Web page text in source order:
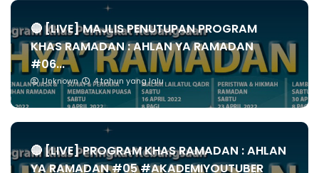
🔴 [LIVE] MAJLIS PENUTUPAN PROGRAM
KHAS RAMADAN : AHLAN YA RAMADAN
#06...
Unknown 4 tahun yang lalu
🔴 [LIVE] PROGRAM KHAS RAMADAN : AHLAN
YA RAMADAN #05 #AKADEMIYOUTUBER